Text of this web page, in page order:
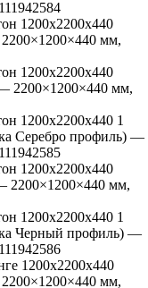
1200х2200х440
2200×1200×440 мм,
1200х2200х440
2200×1200×440 мм,
1200х2200х440 1
Серебро профиль) —
1200х2200х440
2200×1200×440 мм,
1200х2200х440 1
Черный профиль) —
1200х2200х440
2200×1200×440 мм,